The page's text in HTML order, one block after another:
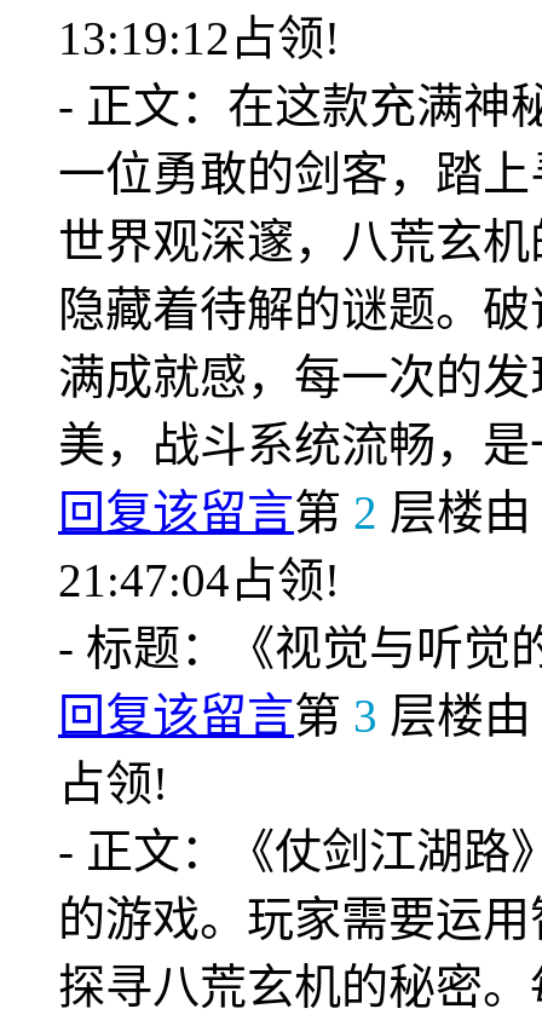
13:19:12占领!
- 正文：在这款充满神
一位勇敢的剑客，踏
世界观深邃，八荒玄
隐藏着待解的谜题。
满成就感，每一次的
美，战斗系统流畅，
回复该留言第 2 层楼由
21:47:04占领!
- 标题：《视觉与听觉
回复该留言第 3 层楼由
占领!
- 正文：《仗剑江湖路
的游戏。玩家需要运
探寻八荒玄机的秘密